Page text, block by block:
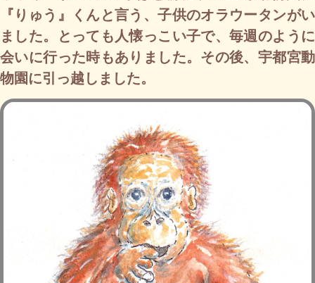
『りゅう』くんと言う、子供のオラウータンがい
ました。とっても人懐っこい子で、毎週のように
会いに行った時もありました。その後、宇都宮動
物園に引っ越しました。